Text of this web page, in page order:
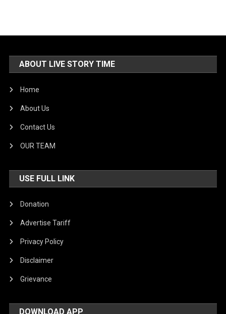
ABOUT LIVE STORY TIME
Home
About Us
Contact Us
OUR TEAM
USE FULL LINK
Donation
Advertise Tariff
Privacy Policy
Disclaimer
Grievance
DOWNLOAD APP